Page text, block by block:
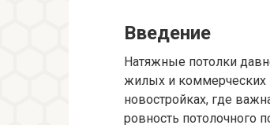
Введение
Натяжные потолки
жилых и коммерческих
новостройках, где
ровность потолочного